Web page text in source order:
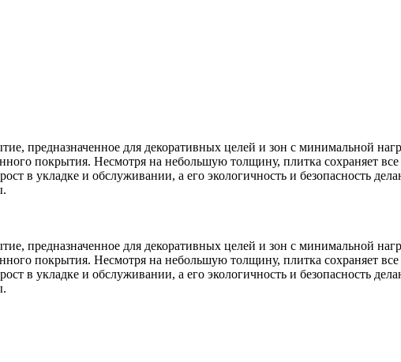
предназначенное для декоративных целей и зон с минимальной
покрытия. Несмотря на небольшую толщину, плитка сохраняет
в укладке и обслуживании, а его экологичность и безопасность
предназначенное для декоративных целей и зон с минимальной
покрытия. Несмотря на небольшую толщину, плитка сохраняет
в укладке и обслуживании, а его экологичность и безопасность